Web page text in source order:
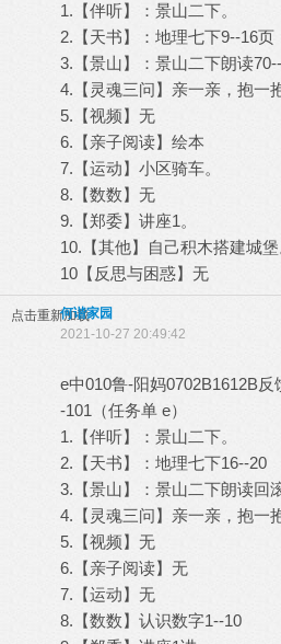
1.【伴听】：景山二下。
2.【天书】：地理七下9--16页
3.【景山】：景山二下朗读
4.【灵魂三问】亲一亲，抱一抱
5.【视频】无
6.【亲子阅读】绘本
7.【运动】小区骑车。
8.【数数】无
9.【郑委】讲座1。
10.【其他】自己积木搭建城堡
10【反思与困惑】无
点击重新加载
何谐家园
2021-10-27 20:49:42
e中010鲁-阳妈0702B1612B反
-101（任务单 e）
1.【伴听】：景山二下。
2.【天书】：地理七下16--20
3.【景山】：景山二下朗读回
4.【灵魂三问】亲一亲，抱一抱
5.【视频】无
6.【亲子阅读】无
7.【运动】无
8.【数数】认识数字1--10